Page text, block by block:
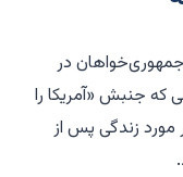
در
حالی که جنبش «آمریکا را
مورد زندگی پس از